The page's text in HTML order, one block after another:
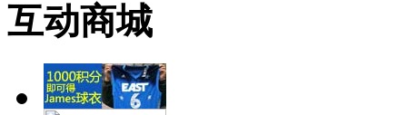
互动商城